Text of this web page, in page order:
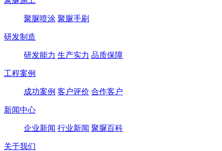
聚脲喷涂 聚脲手刷
研发制造
研发能力 生产实力 品质保障
工程案例
成功案例 客户评价 合作客户
新闻中心
企业新闻 行业新闻 聚脲百科
关于我们